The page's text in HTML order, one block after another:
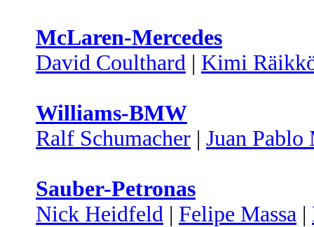
McLaren-Mercedes
David Coulthard | Kimi
Williams-BMW
Ralf Schumacher | Juan Pablo
Sauber-Petronas
Nick Heidfeld | Felipe Massa |